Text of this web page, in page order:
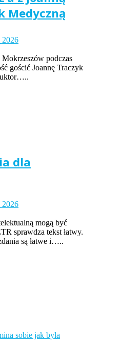
Medyczną
2026
podczas
gościć Joannę Traczyk
dla
2026
mogą być
sprawdza tekst łatwy.
są łatwe i…..